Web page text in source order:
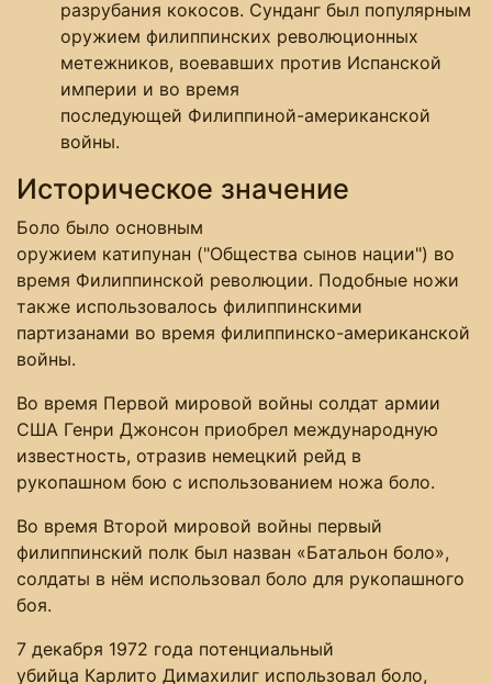
разрубания кокосов. Сунданг был популярным
оружием филиппинских революционных
метежников, воевавших против Испанской
империи и во время
последующей Филиппиной-американской
войны.
Историческое значение
Боло было основным
оружием катипунан ("Общества сынов нации") во
время Филиппинской революции. Подобные ножи
также использовалось филиппинскими
партизанами во время филиппинско-американской
войны.
Во время Первой мировой войны солдат армии
США Генри Джонсон приобрел международную
известность, отразив немецкий рейд в
рукопашном бою с использованием ножа боло.
Во время Второй мировой войны первый
филиппинский полк был назван «Батальон боло»,
солдаты в нём использовал боло для рукопашного
боя.
7 декабря 1972 года потенциальный
убийца Карлито Димахилиг использовал боло,